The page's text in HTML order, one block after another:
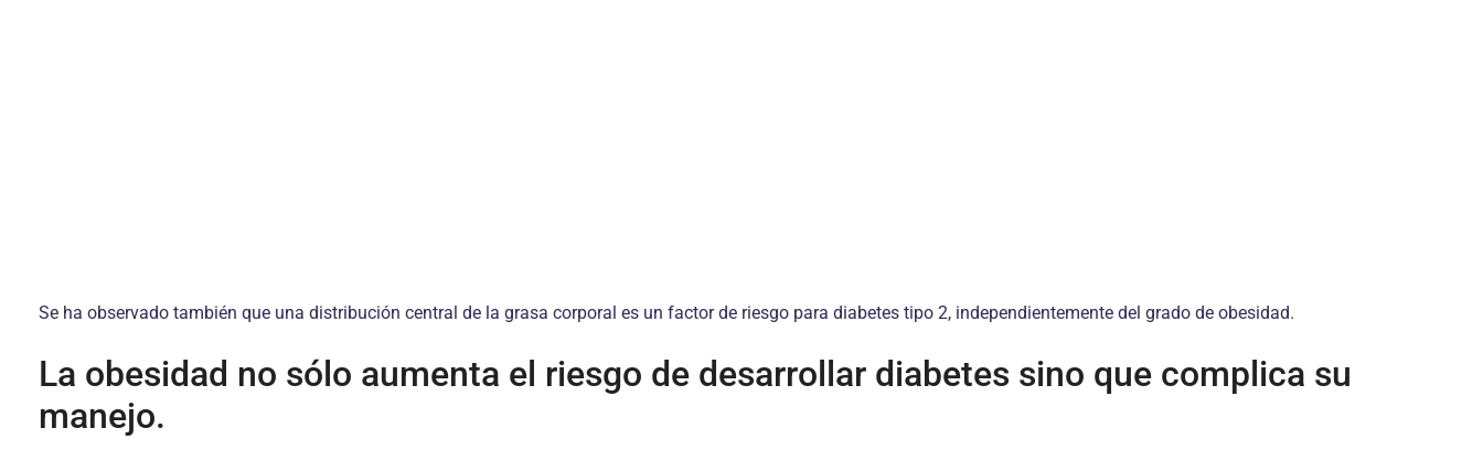
Se ha observado también que una distribución central de la grasa corporal es un factor de riesgo para diabetes tipo 2, independientemente del grado de obesidad.
La obesidad no sólo aumenta el riesgo de desarrollar diabetes sino que complica su
manejo.